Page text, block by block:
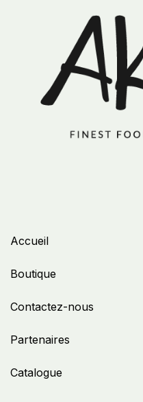
Accueil
Boutique
Contactez-nous
Partenaires
Catalogue